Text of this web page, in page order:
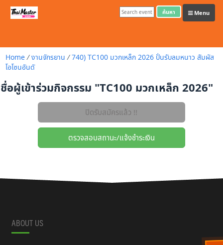
Menu
ค้นหา
Home / งานจักรยาน / 740) TC100 มวกเหล็ก 2026 ปั่นรับลมหนาว สัมผัส
โอโซนอันดั
ชื่อผู้เข้าร่วมกิจกรรม "TC100 มวกเหล็ก 2026"
ABOUT US